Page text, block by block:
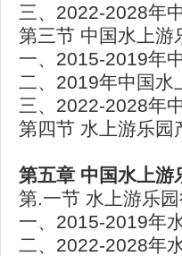
三、2022-2028年
第三节 中国水上游
一、2015-2019年
二、2019年中国水
三、2022-2028年
第四节 水上游乐园
第五章 中国水上游
第.一节 水上游乐
一、2015-2019年
二、2022-2028年